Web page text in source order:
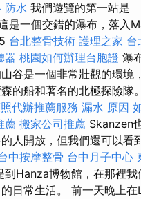
防水 我們遊覽的第一站是
是一個交錯的瀑布，落入
台北整骨技術 護理之家 台
器 桃園如何辦理台胞證 瀑
谷是一個非常壯觀的環境
的船和著名的北極探險隊。
代辦推薦服務 漏水 原因
薦 搬家公司推薦 Skanzen
人開放，但我們還可以看
中按摩整骨 台中月子中心
到Hanza博物館，在那裡我
日常生活。 前一天晚上在